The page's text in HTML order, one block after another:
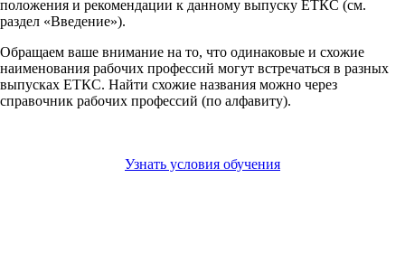
положения и рекомендации к данному выпуску ЕТКС (см.
раздел «Введение»).
Обращаем ваше внимание на то, что одинаковые и схожие
наименования рабочих профессий могут встречаться в разных
выпусках ЕТКС. Найти схожие названия можно через
справочник рабочих профессий (по алфавиту).
Узнать условия обучения